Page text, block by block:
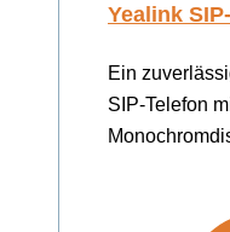
Yealink
Ein
SIP-Telefon